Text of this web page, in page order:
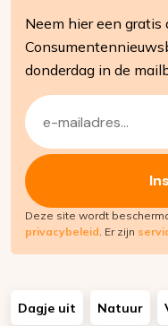
Neem hier een
donderdag in de
E-
mailadres
(Vereist)
Deze site wordt
privacybeleid. Er zijn
Dagje uit Natuur